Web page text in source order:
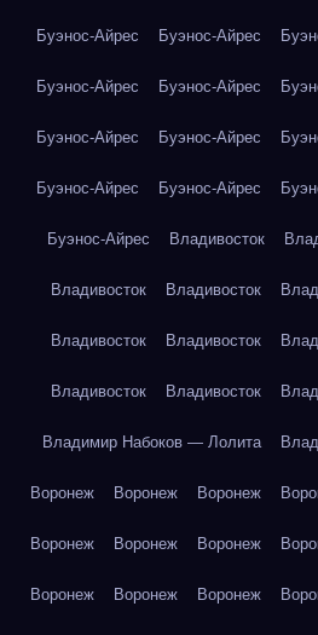
Буэнос-Айрес Буэнос-Айрес
Буэнос-Айрес Буэнос-Айрес
Буэнос-Айрес Буэнос-Айрес
Буэнос-Айрес Буэнос-Айрес
Буэнос-Айрес Владивосток
Владивосток Владивосток
Владивосток Владивосток
Владивосток Владивосток
Владимир Набоков — Лолита
Воронеж Воронеж Воронеж
Воронеж Воронеж Воронеж
Воронеж Воронеж Воронеж